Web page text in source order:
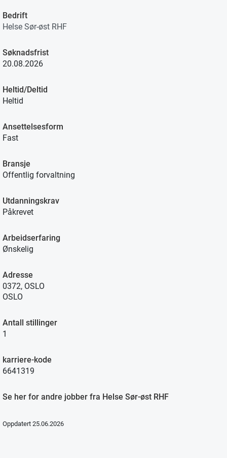
Bedrift
Helse Sør-øst RHF
Søknadsfrist
20.08.2026
Heltid/Deltid
Heltid
Ansettelsesform
Fast
Bransje
Offentlig forvaltning
Utdanningskrav
Påkrevet
Arbeidserfaring
Ønskelig
Adresse
0372, OSLO
OSLO
Antall stillinger
1
karriere-kode
6641319
Se her for andre jobber fra Helse Sør-øst RHF
Oppdatert 25.06.2026